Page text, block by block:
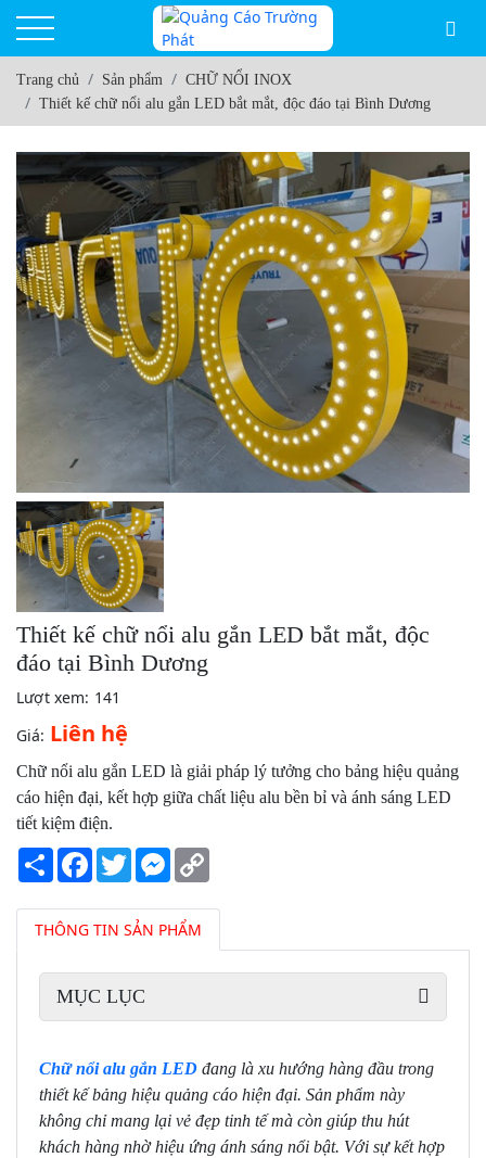
Trang chủ Sản phẩm
CHỮ NỔI INOX
Thiết kế chữ nổi alu gắn LED bắt mắt, độc đáo tại Bình Dương
Thiết kế chữ nổi alu gắn LED bắt mắt, độc
đáo tại Bình Dương
Lượt xem: 141
Giá: Liên hệ
Chữ nổi alu gắn LED là giải pháp lý tưởng cho bảng hiệu quảng
cáo hiện đại, kết hợp giữa chất liệu alu bền bỉ và ánh sáng LED
tiết kiệm điện.
Share Facebook
TwitterMessenger
THÔNG TIN SẢN PHẨM
MỤC LỤC
Chữ nổi alu gắn LED đang là xu hướng hàng đầu trong
thiết kế bảng hiệu quảng cáo hiện đại. Sản phẩm này
không chỉ mang lại vẻ đẹp tinh tế mà còn giúp thu hút
khách hàng nhờ hiệu ứng ánh sáng nổi bật. Với sự kết hợp